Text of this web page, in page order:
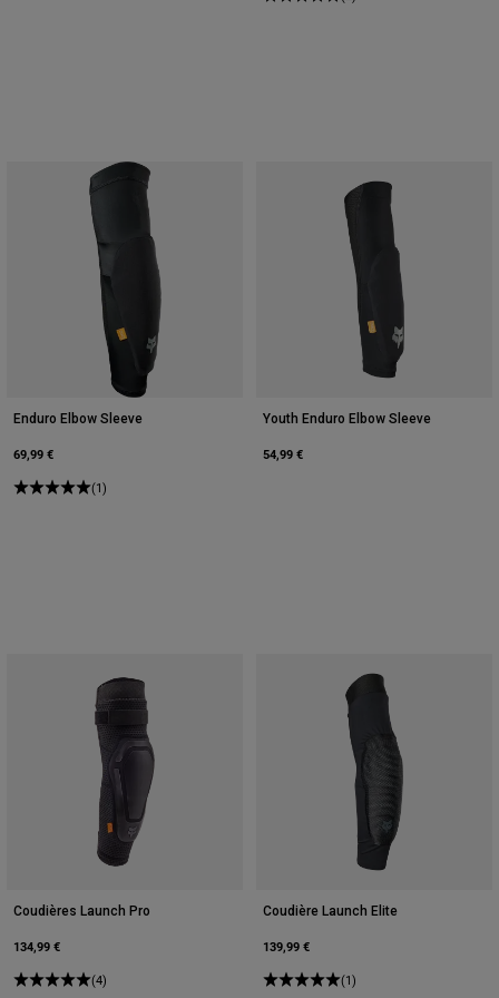
Enduro Elbow Sleeve
69,99 €
(1)
Youth Enduro Elbow Sleeve
54,99 €
Coudières Launch Pro
134,99 €
(4)
Coudière Launch Elite
139,99 €
(1)